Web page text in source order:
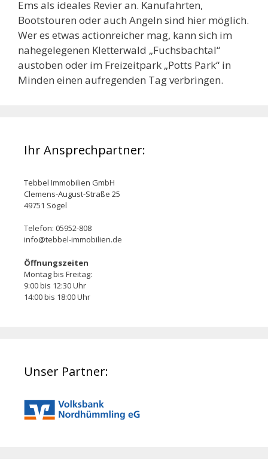
Ems als ideales Revier an. Kanufahrten,
Bootstouren oder auch Angeln sind hier möglich.
Wer es etwas actionreicher mag, kann sich im
nahegelegenen Kletterwald „Fuchsbachtal“
austoben oder im Freizeitpark „Potts Park“ in
Minden einen aufregenden Tag verbringen.
Ihr Ansprechpartner:
Tebbel Immobilien GmbH
Clemens-August-Straße 25
49751 Sögel
Telefon: 05952-808
info@tebbel-immobilien.de
Öffnungszeiten
Montag bis Freitag:
9:00 bis 12:30 Uhr
14:00 bis 18:00 Uhr
Unser Partner: